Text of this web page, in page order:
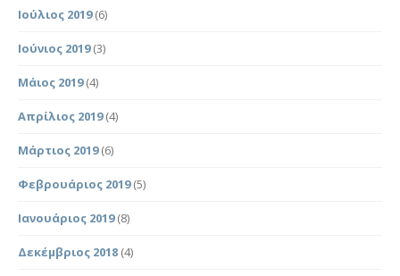
Ιούλιος 2019(6)
Ιούνιος 2019(3)
Μάιος 2019(4)
Απρίλιος 2019(4)
Μάρτιος 2019(6)
Φεβρουάριος 2019(5)
Ιανουάριος 2019(8)
Δεκέμβριος 2018 (4)